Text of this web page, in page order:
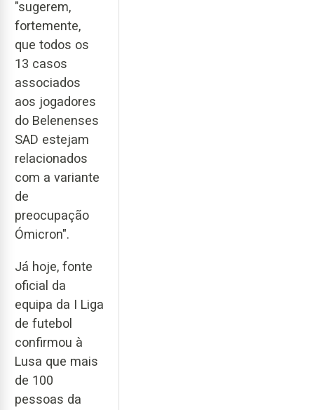
"sugerem,
fortemente,
que todos os
13 casos
associados
aos jogadores
do Belenenses
SAD estejam
relacionados
com a variante
de
preocupação
Ómicron".
Já hoje, fonte
oficial da
equipa da I Liga
de futebol
confirmou à
Lusa que mais
de 100
pessoas da